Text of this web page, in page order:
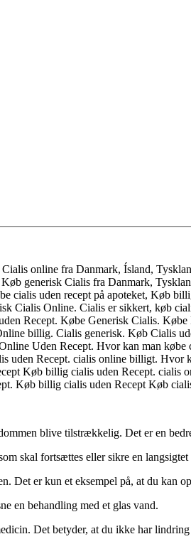
online fra Danmark, Ísland,
generisk Cialis fra Danmark,
cialis uden recept på apoteket, Køb
Cialis Online. Cialis er sikkert, køb
Recept. Købe Generisk Cialis.
billig. Cialis generisk. Køb Cialis
Uden Recept. Hvor kan man
uden Recept. cialis online billigt.
Køb billig cialis uden Recept.
Køb billig cialis uden Recept Køb
blive tilstrækkelig. Det er en
skal fortsættes eller sikre en
Det er kun et eksempel på, at du kan
en behandling med et glas vand.
Det betyder, at du ikke har